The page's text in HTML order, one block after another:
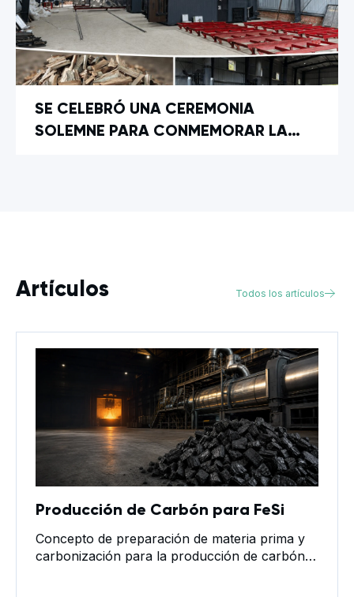
SE CELEBRÓ UNA CEREMONIA
SOLEMNE PARA CONMEMORAR LA
Artículos Todos los artículos
Producción de Carbón para FeSi
Concepto de preparación de materia prima y
carbonización para la producción de carbón